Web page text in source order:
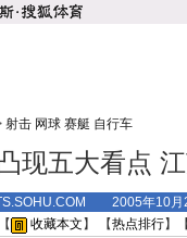
射击 网球 赛艇 自行车
现五大看点
2005年10
收藏本文 】 【热点排行】